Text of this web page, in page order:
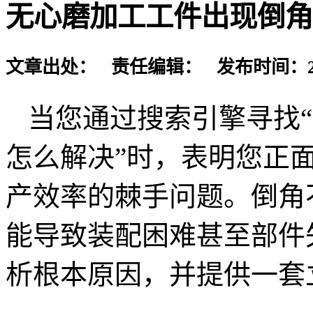
无心磨加工工件出现倒
文章出处： 责任编辑： 发布时间：
当您通过搜索引擎寻
怎么解决”时，表明您正
产效率的棘手问题。倒
能导致装配困难甚至部
析根本原因，并提供一